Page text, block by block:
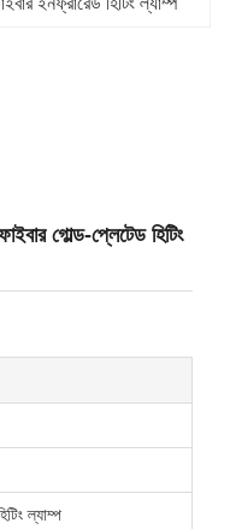
গোল্ড-প্লেটেড হিটিং
ল্যাম্প